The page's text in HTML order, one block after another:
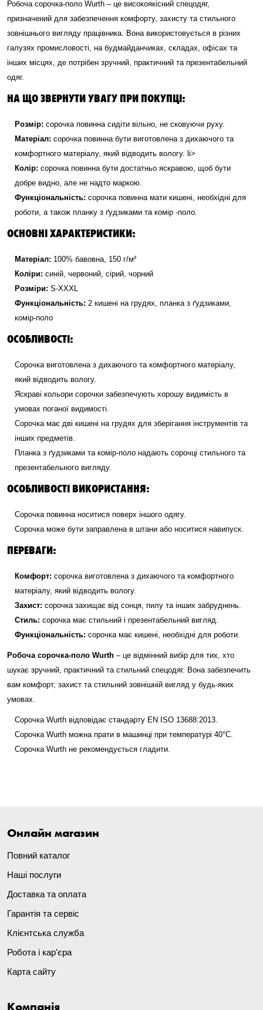
Робоча сорочка-поло Wurth – це високоякісний спецодяг,
призначений для забезпечення комфорту, захисту та стильного
зовнішнього вигляду працівника. Вона використовується в різних
галузях промисловості, на будмайданчиках, складах, офісах та
інших місцях, де потрібен зручний, практичний та презентабельний
одяг.
НА ЩО ЗВЕРНУТИ УВАГУ ПРИ ПОКУПЦІ:
Розмір: сорочка повинна сидіти вільно, не сковуючи руху.
Матеріал: сорочка повинна бути виготовлена з дихаючого та
комфортного матеріалу, який відводить вологу. li>
Колір: сорочка повинна бути достатньо яскравою, щоб бути
добре видно, але не надто маркою.
Функціональність: сорочка повинна мати кишені, необхідні для
роботи, а також планку з ґудзиками та комір -поло.
ОСНОВНІ ХАРАКТЕРИСТИКИ:
Матеріал: 100% бавовна, 150 г/м²
Коліри: синій, червоний, сірий, чорний
Розміри: S-XXXL
Функціональність: 2 кишені на грудях, планка з ґудзиками,
комір-поло
ОСОБЛИВОСТІ:
Сорочка виготовлена з дихаючого та комфортного матеріалу,
який відводить вологу.
Яскраві кольори сорочки забезпечують хорошу видимість в
умовах поганої видимості.
Сорочка має дві кишені на грудях для зберігання інструментів та
інших предметів.
Планка з ґудзиками та комір-поло надають сорочці стильного та
презентабельного вигляду.
ОСОБЛИВОСТІ ВИКОРИСТАННЯ:
Сорочка повинна носитися поверх іншого одягу.
Сорочка може бути заправлена в штани або носитися навипуск.
ПЕРЕВАГИ:
Комфорт: сорочка виготовлена з дихаючого та комфортного
матеріалу, який відводить вологу.
Захист: сорочка захищає від сонця, пилу та інших забруднень.
Стиль: сорочка має стильний і презентабельний вигляд.
Функціональність: сорочка має кишені, необхідні для роботи.
Робоча сорочка-поло Wurth – це відмінний вибір для тих, хто
шукає зручний, практичний та стильний спецодяг. Вона забезпечить
вам комфорт, захист та стильний зовнішній вигляд у будь-яких
умовах.
Сорочка Wurth відповідає стандарту EN ISO 13688:2013.
Сорочка Wurth можна прати в машинці при температурі 40°C.
Сорочка Wurth не рекомендується гладити.
Онлайн магазин
Повний каталог
Наші послуги
Доставка та оплата
Гарантія та сервіс
Клієнтська служба
Робота і кар'єра
Карта сайту
Компанія